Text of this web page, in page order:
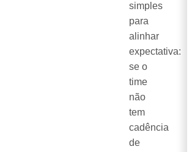
simples
para
alinhar
expectativa:
se o
time
não
tem
cadência
de